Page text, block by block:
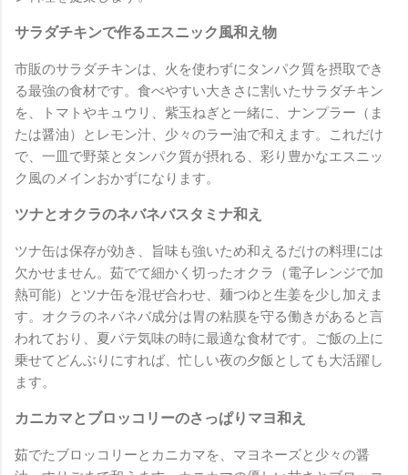
サラダチキンで作るエスニック風和え物
市販のサラダチキンは、火を使わずにタンパク質を摂取でき
る最強の食材です。食べやすい大きさに割いたサラダチキン
を、トマトやキュウリ、紫玉ねぎと一緒に、ナンプラー（ま
たは醤油）とレモン汁、少々のラー油で和えます。これだけ
で、一皿で野菜とタンパク質が摂れる、彩り豊かなエスニッ
ク風のメインおかずになります。
ツナとオクラのネバネバスタミナ和え
ツナ缶は保存が効き、旨味も強いため和えるだけの料理には
欠かせません。茹でて細かく切ったオクラ（電子レンジで加
熱可能）とツナ缶を混ぜ合わせ、麺つゆと生姜を少し加えま
す。オクラのネバネバ成分は胃の粘膜を守る働きがあると言
われており、夏バテ気味の時に最適な食材です。ご飯の上に
乗せてどんぶりにすれば、忙しい夜の夕飯としても大活躍し
ます。
カニカマとブロッコリーのさっぱりマヨ和え
茹でたブロッコリーとカニカマを、マヨネーズと少々の醤